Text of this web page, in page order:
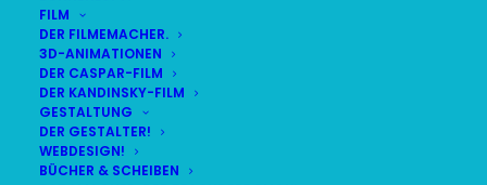
FILM
DER FILMEMACHER.
3D-ANIMATIONEN
DER CASPAR-FILM
DER KANDINSKY-FILM
GESTALTUNG
DER GESTALTER!
WEBDESIGN!
BÜCHER & SCHEIBEN
DAS HIER HABE ICH GEFUNDEN: